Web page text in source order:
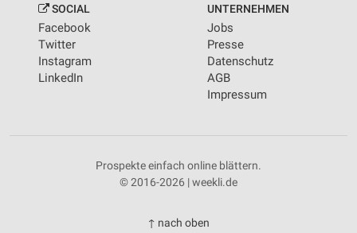
SOCIAL
Facebook
Twitter
Instagram
LinkedIn
UNTERNEHMEN
Jobs
Presse
Datenschutz
AGB
Impressum
Prospekte einfach online blättern.
© 2016-2026 | weekli.de
↑ nach oben